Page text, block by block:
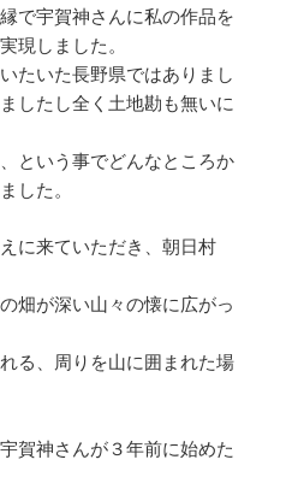
で宇賀神さんに私の作品を
現しました。
たいた長野県ではありまし
したし全く土地勘も無いに
という事でどんなところか
した。
に来ていただき、朝日村
畑が深い山々の懐に広がっ
る、周りを山に囲まれた場
賀神さんが３年前に始めた